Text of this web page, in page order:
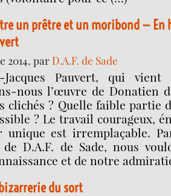
un prêtre et un moribond — En
2014, parD.A.F. de Sade
Jacques Pauvert, qui
nous l’œuvre de Donatien
clichés ? Quelle faible partie
? Le travail courageux,
unique est irremplaçable.
de D.A.F. de Sade, nous
et de notre
du sort